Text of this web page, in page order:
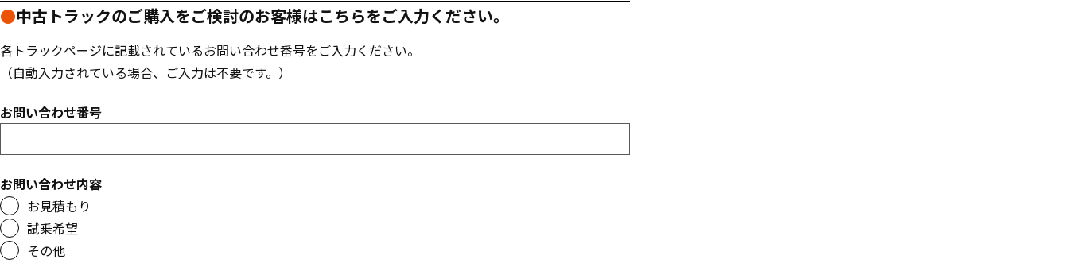
●中古トラックのご購入をご検討のお客様はこちらをご入力ください。
各トラックページに記載されているお問い合わせ番号をご入力ください。
（自動入力されている場合、ご入力は不要です。）
お問い合わせ番号
お問い合わせ内容
お見積もり
試乗希望
その他